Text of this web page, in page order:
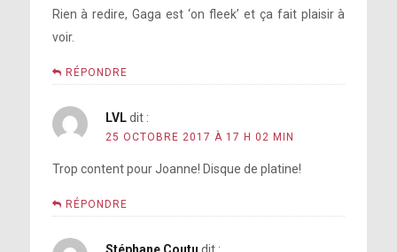
Rien à redire, Gaga est ‘on fleek’ et ça fait plaisir à
voir.
RÉPONDRE
LVL dit :
25 OCTOBRE 2017 À 17 H 02 MIN
Trop content pour Joanne! Disque de platine!
RÉPONDRE